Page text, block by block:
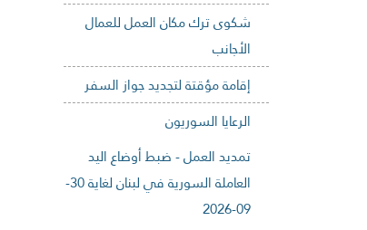
شكوى ترك مكان العمل للعمال
الأجانب
إقامة مؤقتة لتجديد جواز السفر
الرعايا السوريون
تمديد العمل - ضبط أوضاع اليد
العاملة السورية في لبنان لغاية 30-
09-2026